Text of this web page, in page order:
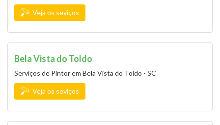
Veja os seviços
Bela Vista do Toldo
Serviços de Pintor em Bela Vista do Toldo - SC
Veja os seviços